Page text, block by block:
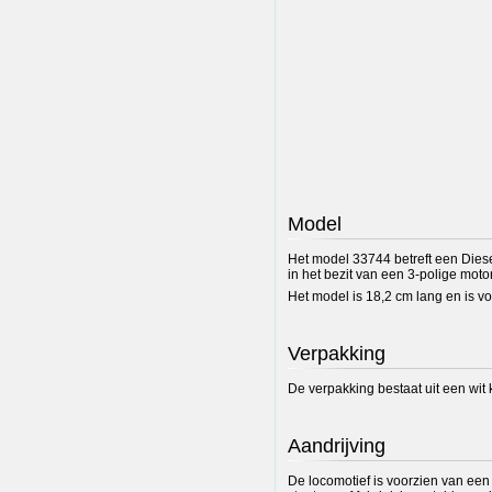
Model
Het model 33744 betreft een
in het bezit van een 3-polige
Het model is 18,2 cm lang en is
Verpakking
De verpakking bestaat uit een
Aandrijving
De locomotief is voorzien van